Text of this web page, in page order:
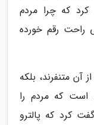
که چرا مردم
راحت رقم خورده
متنفرند، بلکه
است که مردم را
کرد که پالترو